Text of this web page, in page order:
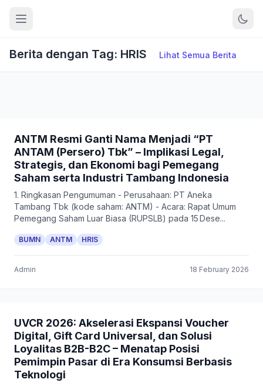
Berita dengan Tag: HRIS Lihat Semua Berita
ANTM Resmi Ganti Nama Menjadi “PT
ANTAM (Persero) Tbk” – Implikasi Legal,
Strategis, dan Ekonomi bagi Pemegang
Saham serta Industri Tambang Indonesia
1. Ringkasan Pengumuman - Perusahaan: PT Aneka
Tambang Tbk (kode saham: ANTM) - Acara: Rapat Umum
Pemegang Saham Luar Biasa (RUPSLB) pada 15 Dese...
BUMN ANTM HRIS
Admin 18 February 2026
UVCR 2026: Akselerasi Ekspansi Voucher
Digital, Gift Card Universal, dan Solusi
Loyalitas B2B-B2C – Menatap Posisi
Pemimpin Pasar di Era Konsumsi Berbasis
Teknologi